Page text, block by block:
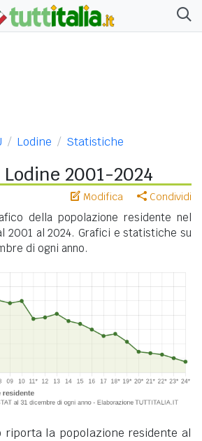
Lodine Statistiche
2001-2024
Modifica Condividi
della popolazione residente nel
2001 al 2024. Grafici e statistiche su
di ogni anno.
riporta la popolazione residente al